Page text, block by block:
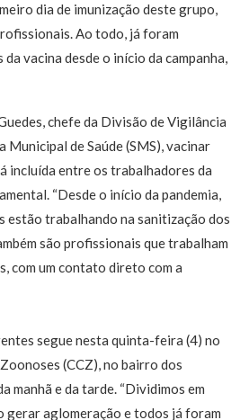
dia de imunização deste grupo,
Ao todo, já foram
vacina desde o início da campanha,
chefe da Divisão de Vigilância
Municipal de Saúde (SMS), vacinar
incluída entre os trabalhadores da
“Desde o início da pandemia,
estão trabalhando na sanitização dos
são profissionais que trabalham
com um contato direto com a
segue nesta quinta-feira (4) no
(CCZ), no bairro dos
manhã e da tarde. “Dividimos em
gerar aglomeração e todos já foram